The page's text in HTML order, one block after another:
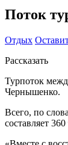
Поток
Отдых
Рассказать
Турпоток
Чернышенко.
Всего, по
составляет